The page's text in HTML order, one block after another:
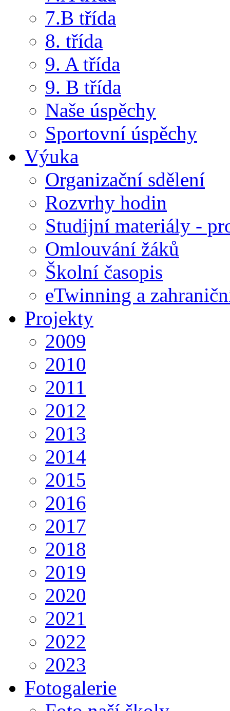
7.B třída
8. třída
9. A třída
9. B třída
Naše úspěchy
Sportovní úspěchy
Výuka
Organizační sdělení
Rozvrhy hodin
Studijní materiály -
Omlouvání žáků
Školní časopis
eTwinning a
Projekty
2009
2010
2011
2012
2013
2014
2015
2016
2017
2018
2019
2020
2021
2022
2023
Fotogalerie